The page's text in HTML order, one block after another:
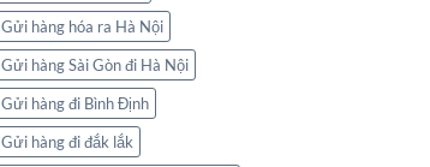
Gửi hàng hóa ra Hà Nội
Gửi hàng Sài Gòn đi Hà Nội
Gửi hàng đi Bình Định
Gửi hàng đi đắk lắk